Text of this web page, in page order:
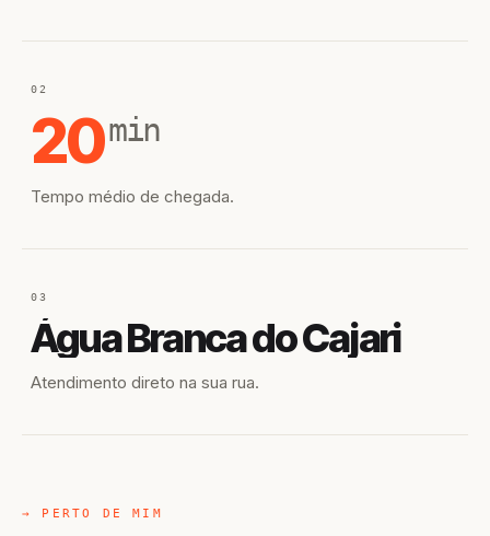
02
20min
Tempo médio de chegada.
03
Água Branca do Cajari
Atendimento direto na sua rua.
→ PERTO DE MIM